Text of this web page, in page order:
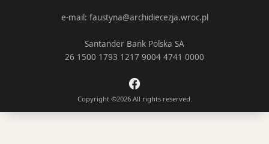
e-mail: faustyna@archidiecezja.wroc.pl
Santander Bank Polska SA
26 1500 1793 1217 9004 4741 0000
Copyright ©2026 All rights reserved.